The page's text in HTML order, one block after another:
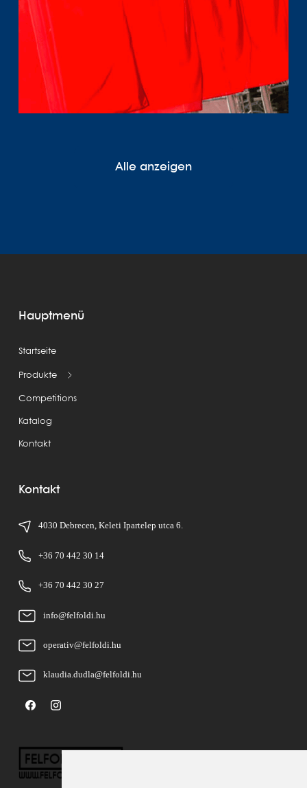
Alle anzeigen
Hauptmenü
Startseite
Produkte
Competitions
Katalog
Kontakt
Kontakt
4030 Debrecen, Keleti Ipartelep utca 6.
+36 70 442 30 14
+36 70 442 30 27
info@felfoldi.hu
operativ@felfoldi.hu
klaudia.dudla@felfoldi.hu